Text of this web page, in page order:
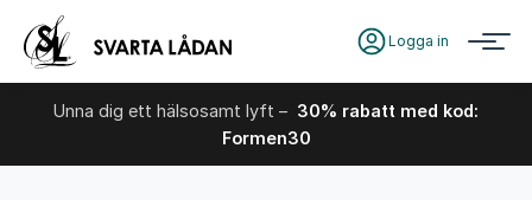
Logga in
Unna dig ett hälsosamt lyft – 30% rabatt med kod:
Formen30